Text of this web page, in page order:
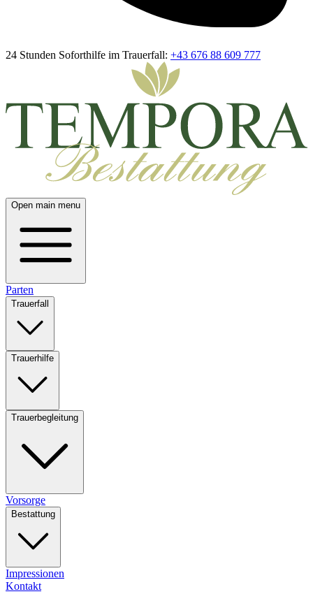
24 Stunden Soforthilfe im Trauerfall: +43 676 88 609 777
Open main menu
Parten
Trauerfall
Trauerhilfe
Trauerbegleitung
Vorsorge
Bestattung
Impressionen
Kontakt